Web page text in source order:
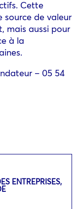
Cette
de valeur
mais aussi pour
à la
– 05 54
ENTREPRISES,